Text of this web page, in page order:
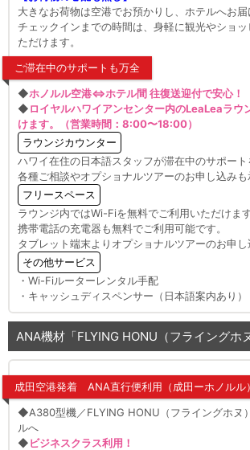
大きなお荷物は空港でお預かりし、ホテルへお届
チェックインまでの時間は、身軽に観光やショ
ただけます。
ご滞在中のサポートも万全
◆ホノルル空港⇔ホテル間 往復送迎付で安心！
◆ロイヤルハワイアンセンター内のLeaLeaラウ
けます。（営業時間：8:00〜18:00）
ラウンジカウンター
ハワイ在住の日本語スタッフが滞在中のサポート
各種ご相談やオプショナルツアーのお申し込みも
フリースペース
ラウンジ内ではWi-Fiを無料でご利用いただけます
携帯電話の充電器も無料でご利用可能です。
タブレット端末よりオプショナルツアーのお申し
その他サービス
・Wi-Fiルーターレンタル手配
・キャッシュディスペンサー（日本語案内あり）
ANA機材「FLYING HONU（フライングホ
成田空港発着 ANA直行便利用（成田ーホノルル）
◆A380型機／FLYING HONU（フライングホヌ
ルへ
◆ビジネスクラス利用！